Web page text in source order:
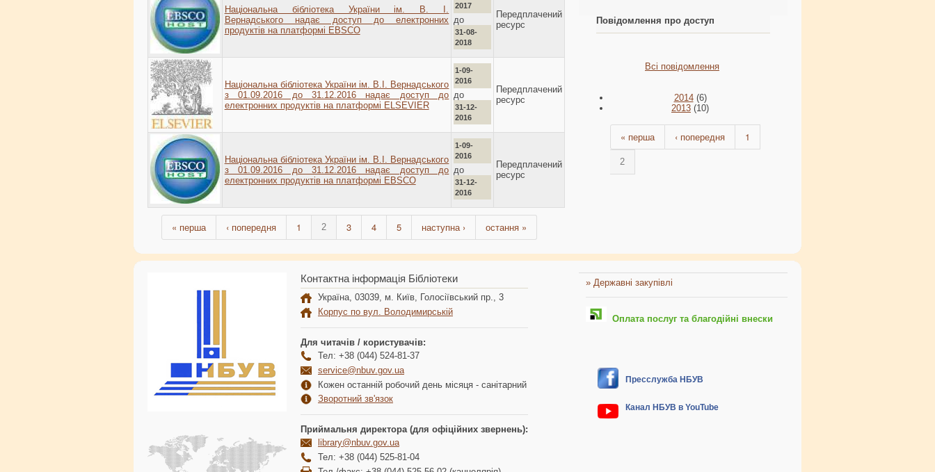
Національна бібліотека України ім. В. І.
Вернадського надає доступ до електронних
продуктів на платформі EBSCO
2017
до
31-08-
2018
Передплачений
ресурс
Національна бібліотека України ім. В.І. Вернадського
з 01.09.2016 до 31.12.2016 надає доступ до
електронних продуктів на платформі ELSEVIER
1-09-
2016
до
31-12-
2016
Передплачений
ресурс
Національна бібліотека України ім. В.І. Вернадського
з 01.09.2016 до 31.12.2016 надає доступ до
електронних продуктів на платформі EBSCO
1-09-
2016
до
31-12-
2016
Передплачений
ресурс
« перша ‹ попередня 1 2 3 4 5 наступна › остання »
Повідомлення про доступ
Всі повідомлення
2014(6)
2013 (10)
« перша ‹ попередня 1
2
Контактна інформація Бібліотеки
Україна, 03039, м. Київ, Голосіївський пр., 3
Корпус по вул. Володимирській
Для читачів / користувачів:
Тел: +38 (044) 524-81-37
service@nbuv.gov.ua
Кожен останній робочий день місяця - санітарний
Зворотний зв'язок
Приймальня директора (для офіційних звернень):
library@nbuv.gov.ua
Тел: +38 (044) 525-81-04
» Державні закупівлі
Оплата послуг та благодійні внески
Пресслужба НБУВ
Канал НБУВ в YouTube